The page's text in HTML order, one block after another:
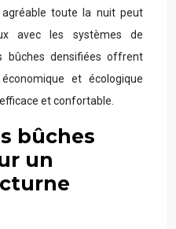
toute la nuit peut
avec les systèmes de
bûches densifiées offrent
et écologique
et confortable.
bûches
un